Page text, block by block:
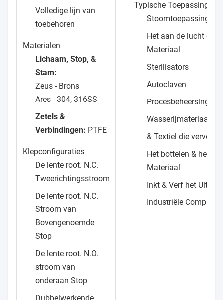
Volledige lijn van
toebehoren
Materialen
Lichaam, Stop, &
Stam:
Zeus - Brons
Ares - 304, 316SS
Zetels &
Verbindingen: PTFE
Klepconfiguraties
De lente root. N.C.
Tweerichtingsstroom
De lente root. N.C.
Stroom van
Bovengenoemde
Stop
De lente root. N.O.
stroom van
onderaan Stop
Dubbelwerkende
Typische Toepassingen
Stoomtoepassingen
Het aan de lucht
Materiaal
Sterilisators
Autoclaven
Wasserijmateriaal
& Textiel die verven
Het bottelen & het
Materiaal
Inkt & Verf het
Industriële